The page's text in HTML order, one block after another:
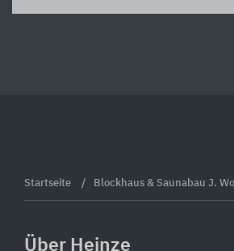
Startseite Blockhaus & Saunabau J.
Über Heinze